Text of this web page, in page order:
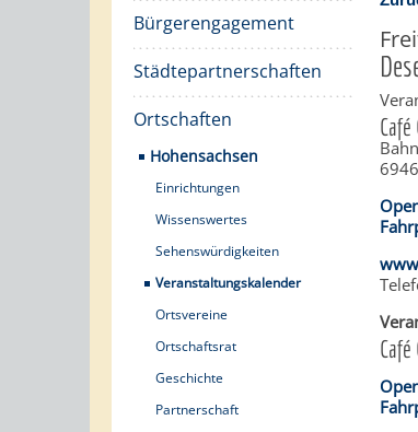
Bürgerengagement
Städtepartnerschaften
Ortschaften
Hohensachsen
Einrichtungen
Wissenswertes
Sehenswürdigkeiten
Veranstaltungskalender
Ortsvereine
Ortschaftsrat
Geschichte
Partnerschaft